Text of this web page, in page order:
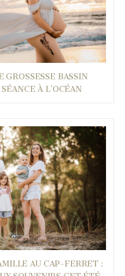
GROSSESSE BASSIN
À L’OCÉAN
AU CAP-FERRET :